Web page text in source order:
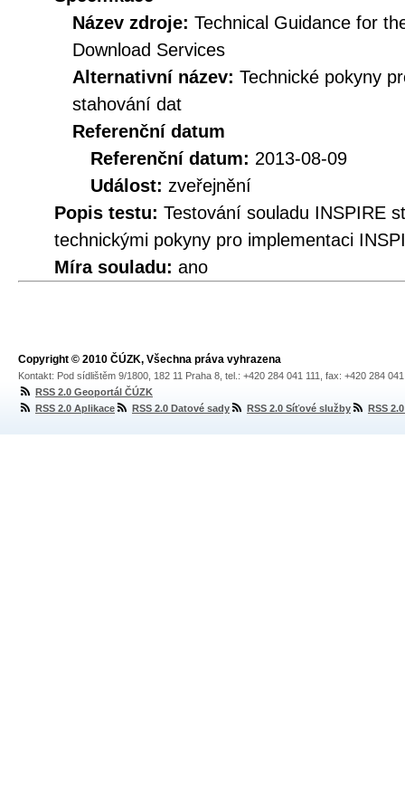
Název zdroje: Technical Guidance for
Download Services
Alternativní název: Technické pokyny
stahování dat
Referenční datum
Referenční datum: 2013-08-09
Událost: zveřejnění
Popis testu: Testování souladu INSPIRE
technickými pokyny pro implementaci
Míra souladu: ano
Copyright © 2010 ČÚZK, Všechna práva vyhrazena
Kontakt: Pod sídlištěm 9/1800, 182 11 Praha 8, tel.: +420 284 041 111, fax: +420 284
RSS 2.0 Geoportál ČÚZK
RSS 2.0 Aplikace
RSS 2.0 Datové sady RSS 2.0 Síťové služby RSS